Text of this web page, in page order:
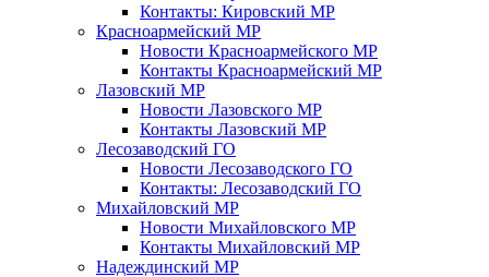
Контакты: Кировский МР
Красноармейский МР
Новости Красноармейского МР
Контакты Красноармейский МР
Лазовский МР
Новости Лазовского МР
Контакты Лазовский МР
Лесозаводский ГО
Новости Лесозаводского ГО
Контакты: Лесозаводский ГО
Михайловский МР
Новости Михайловского МР
Контакты Михайловский МР
Надеждинский МР